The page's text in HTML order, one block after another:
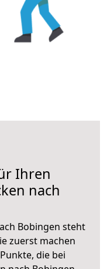
Ihren
nach
Bobingen steht
zuerst machen
die bei